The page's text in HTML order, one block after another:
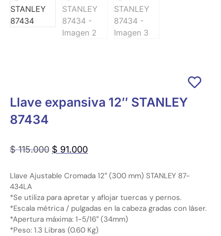
Llave expansiva 12″ STANLEY
87434
$115.000 $ 91.000
Llave Ajustable Cromada 12″ (300 mm) STANLEY 87-
434LA
*Se utiliza para apretar y aflojar tuercas y pernos.
*Escala métrica / pulgadas en la cabeza gradas con láser.
*Apertura máxima: 1-5/16″ (34mm)
*Peso: 1.3 Libras (0.60 Kg)